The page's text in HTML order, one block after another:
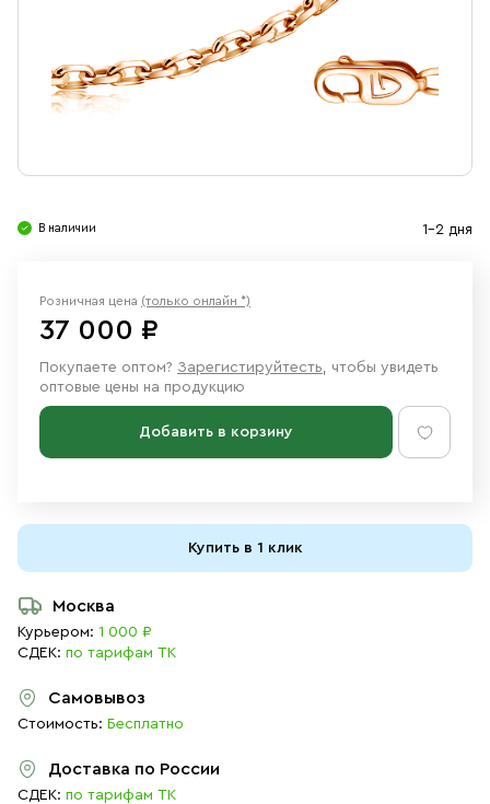
Ювелирные изделия
В наличии 1-2 дня
Розничная цена (только онлайн *)
37 000 ₽
Покупаете оптом? Зарегистируйтесть, чтобы увидеть
оптовые цены на продукцию
Добавить в корзину
Купить в 1 клик
Москва
Курьером: 1 000 ₽
СДЕК: по тарифам ТК
Самовывоз
Стоимость: Бесплатно
Доставка по России
СДЕК: по тарифам ТК